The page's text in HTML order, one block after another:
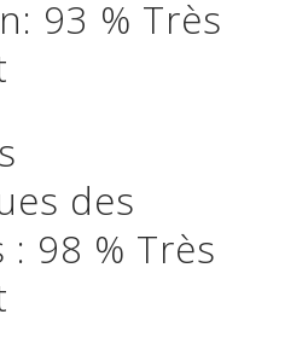
93 % Très
des
98 % Très